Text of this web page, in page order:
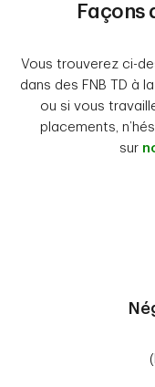
Façons
Vous trouverez ci-
dans des FNB TD à
ou si vous
placements,
sur